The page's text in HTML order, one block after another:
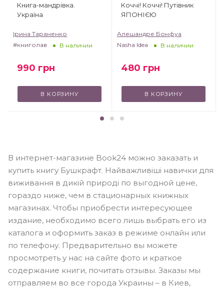
Книга-мандрівка.
Україна
Ірина Тараненко
#книголав
В наличии
990 грн
В КОРЗИНУ
Коччі! Коччі! Путівник
ЯПОНІЄЮ
Алешандре Бонфуа
Nasha Idea
В наличии
480 грн
В КОРЗИНУ
В интернет-магазине Book24 можно заказать и
купить книгу Бушкрафт. Найважливіші навички для
виживання в дикій природі по выгодной цене,
гораздо ниже, чем в стационарных книжных
магазинах. Чтобы приобрести интересующее
издание, необходимо всего лишь выбрать его из
каталога и оформить заказ в режиме онлайн или
по телефону. Предварительно вы можете
просмотреть у нас на сайте фото и краткое
содержание книги, почитать отзывы. Заказы мы
отправляем во все города Украины – в Киев,